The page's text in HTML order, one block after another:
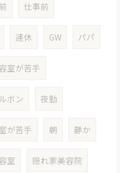
仕事前
連休 GW パパ
室が苦手
ボン 夜勤
が苦手 朝 静か
室 隠れ家美容院